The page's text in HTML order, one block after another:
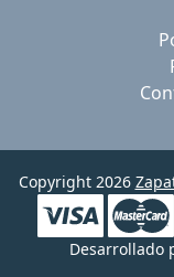
Copyright 2026
Desarrollado